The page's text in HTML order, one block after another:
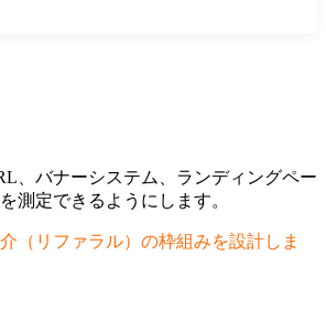
、バナーシステム、ランディングペー
測定できるようにします。
（リファラル）の枠組みを設計しま